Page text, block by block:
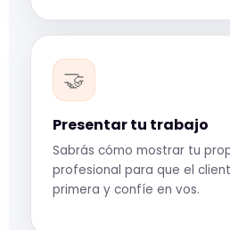
🤝
Presentar tu trabajo
Sabrás cómo mostrar tu
profesional para que el
primera y confíe en vos.